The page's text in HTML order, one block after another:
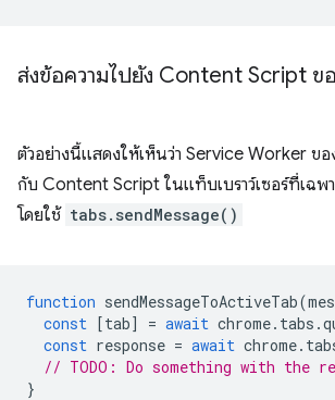
ส่งข้อความไปยัง Content Script ข
ตัวอย่างนี้แสดงให้เห็นว่า Service Worker ขอ
กับ Content Script ในแท็บเบราว์เซอร์ที่เฉพา
โดยใช้ tabs.sendMessage()
function sendMessageToActiveTab(
const [tab] = await chrome. tabs .
const response = await chrome.
// TODO: Do something with the
}